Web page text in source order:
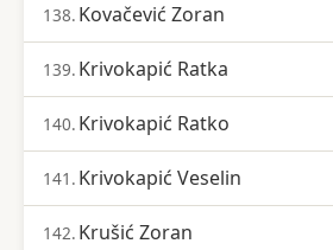
138. Kovačević Zoran
139. Krivokapić Ratka
140. Krivokapić Ratko
141. Krivokapić Veselin
142. Krušić Zoran